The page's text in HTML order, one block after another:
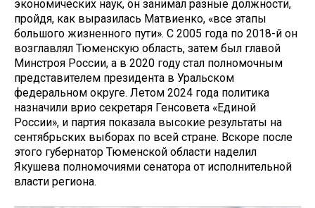
экономических наук, он занимал разные должности,
пройдя, как выразилась Матвиенко, «все этапы
большого жизненного пути». С 2005 года по 2018-й он
возглавлял Тюменскую область, затем был главой
Минстроя России, а в 2020 году стал полномочным
представителем президента в Уральском
федеральном округе. Летом 2024 года политика
назначили врио секретаря Генсовета «Единой
России», и партия показала высокие результаты на
сентябрьских выборах по всей стране. Вскоре после
этого губернатор Тюменской области наделил
Якушева полномочиями сенатора от исполнительной
власти региона.